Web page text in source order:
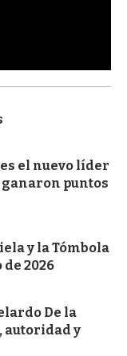
el nuevo líder
puntos
y la Tómbola
2026
De la
autoridad y